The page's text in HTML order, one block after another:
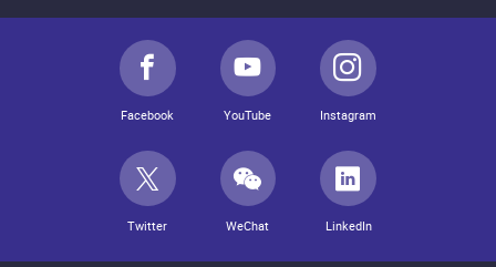
Facebook YouTube Instagram
Twitter WeChat LinkedIn